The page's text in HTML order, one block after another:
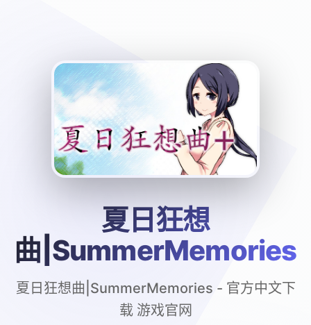
夏日狂想
曲|SummerMemories
夏日狂想曲|SummerMemories - 官方中文下
载 游戏官网